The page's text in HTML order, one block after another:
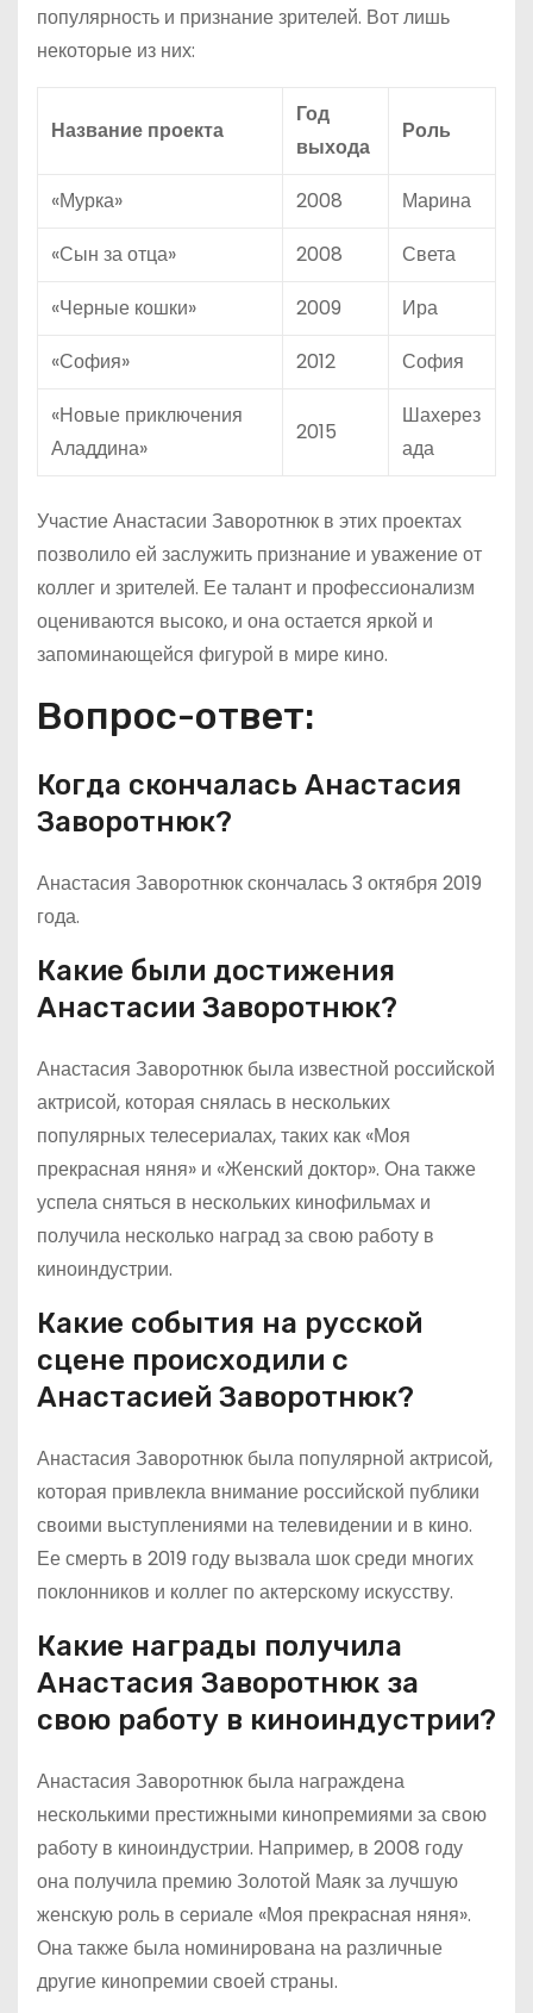
популярность и признание зрителей. Вот лишь
некоторые из них:
Название проекта
Год
выхода
Роль
«Мурка» 2008
Марина
«Сын за отца»
2008
Света
«Черные кошки»
2009
Ира
«София»
2012
София
«Новые приключения
Аладдина»
2015
Шахерез
ада
Участие Анастасии Заворотнюк в этих проектах
позволило ей заслужить признание и уважение от
коллег и зрителей. Ее талант и профессионализм
оцениваются высоко, и она остается яркой и
запоминающейся фигурой в мире кино.
Вопрос-ответ:
Когда скончалась Анастасия
Заворотнюк?
Анастасия Заворотнюк скончалась 3 октября 2019
года.
Какие были достижения
Анастасии Заворотнюк?
Анастасия Заворотнюк была известной российской
актрисой, которая снялась в нескольких
популярных телесериалах, таких как «Моя
прекрасная няня» и «Женский доктор». Она также
успела сняться в нескольких кинофильмах и
получила несколько наград за свою работу в
киноиндустрии.
Какие события на русской
сцене происходили с
Анастасией Заворотнюк?
Анастасия Заворотнюк была популярной актрисой,
которая привлекла внимание российской публики
своими выступлениями на телевидении и в кино.
Ее смерть в 2019 году вызвала шок среди многих
поклонников и коллег по актерскому искусству.
Какие награды получила
Анастасия Заворотнюк за
свою работу в киноиндустрии?
Анастасия Заворотнюк была награждена
несколькими престижными кинопремиями за свою
работу в киноиндустрии. Например, в 2008 году
она получила премию Золотой Маяк за лучшую
женскую роль в сериале «Моя прекрасная няня».
Она также была номинирована на различные
другие кинопремии своей страны.